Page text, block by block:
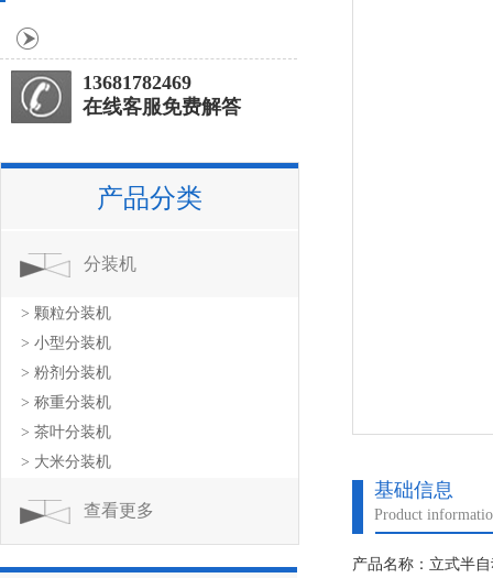
基础信息
Product
产品名称：立式半
13681782469
在线客服免费解答
产品分类
分装机
> 颗粒分装机
> 小型分装机
> 粉剂分装机
> 称重分装机
> 茶叶分装机
> 大米分装机
查看更多